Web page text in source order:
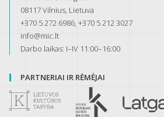
08117 Vilnius, Lietuva
+370 5 272 6986, +370 5 212 3027
info@mic.lt
Darbo laikas: I–IV 11:00–16:00
PARTNERIAI IR RĖMĖJAI